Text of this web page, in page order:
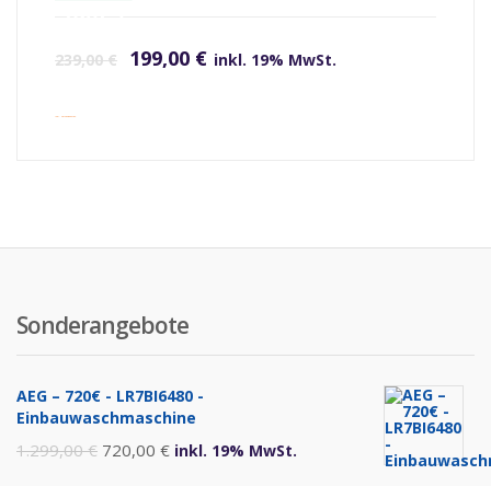
239,00€ 199,00 € inkl. 19% MwSt.
inkl. Versandkosten
Sonderangebote
AEG – 720€ - LR7BI6480 -
Einbauwaschmaschine
1.299,00€ Ursprünglicher
720,00 €Aktueller
inkl. 19% MwSt.